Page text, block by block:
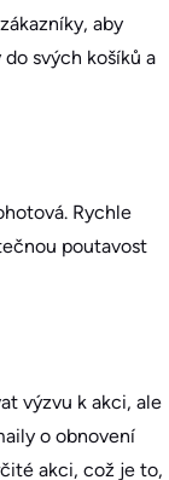
aby
svých košíků a
Rychle
poutavost
výzvu k akci, ale
o obnovení
akci, což je to,